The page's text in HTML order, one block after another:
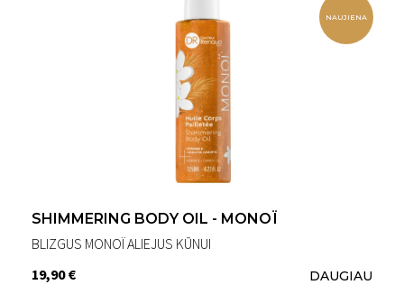
NAUJIENA
SHIMMERING BODY OIL - MONOÏ
BLIZGUS MONOÏ ALIEJUS KŪNUI
19,90 €
DAUGIAU